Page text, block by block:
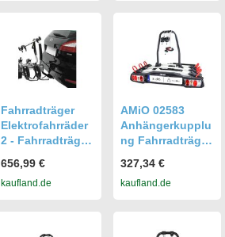
Fahrradträger
Elektrofahrräder
2 - Fahrradträger
ng -
Fahrradträger
656,99 €
kaufland.de
AMiO 02583
Anhängerkupplu
ng Fahrradträger
327,34 €
kaufland.de